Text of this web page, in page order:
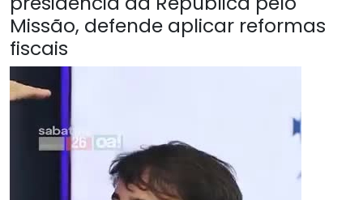
Missão, defende aplicar reformas
fiscais